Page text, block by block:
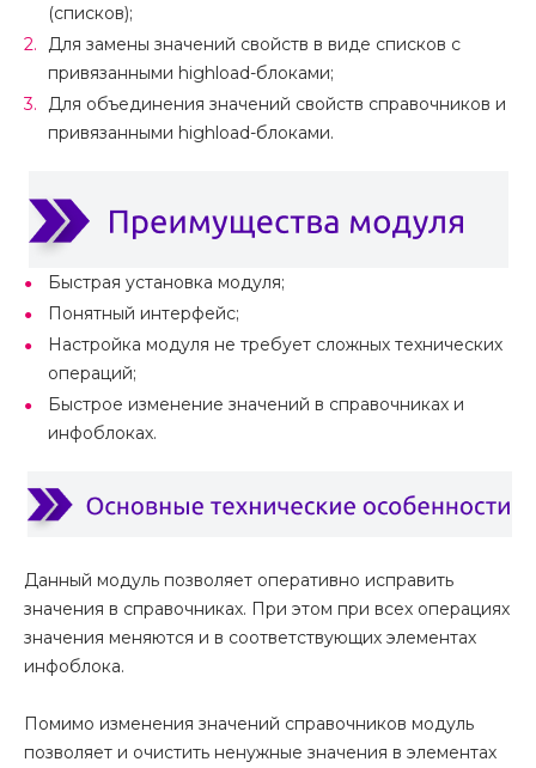
(списков);
Для замены значений свойств в виде списков с
привязанными highload-блоками;
Для объединения значений свойств справочников и
привязанными highload-блоками.
Быстрая установка модуля;
Понятный интерфейс;
Настройка модуля не требует сложных технических
операций;
Быстрое изменение значений в справочниках и
инфоблоках.
Данный модуль позволяет оперативно исправить
значения в справочниках. При этом при всех операциях
значения меняются и в соответствующих элементах
инфоблока.
Помимо изменения значений справочников модуль
позволяет и очистить ненужные значения в элементах